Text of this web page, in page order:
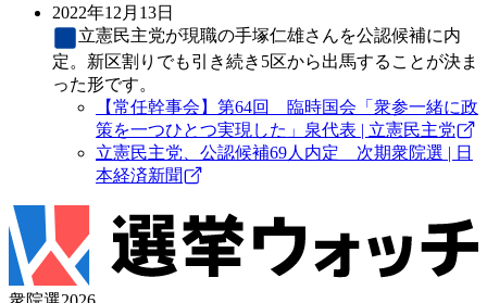
2022年12月13日
立憲民主党が現職の手塚仁雄さんを公認候補に内
定。新区割りでも引き続き5区から出馬することが決ま
った形です。
【常任幹事会】第64回 臨時国会「衆参一緒に政
策を一つひとつ実現した」泉代表 | 立憲民主党
立憲民主党、公認候補69人内定 次期衆院選 | 日
本経済新聞